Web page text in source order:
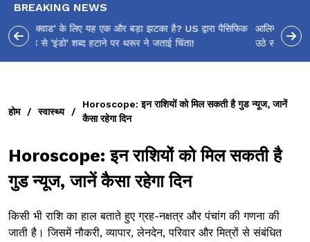
BREAKING NEWS
आलिया भट्ट का मज़ेदार 'शर्वरी कहाँ है?' पोस्ट, 'अल्फा' टीज़र पर
उठे सवालों का मज़ाकिया जवाब!
होम / स्वास्थ्य /
Horoscope: इन राशियों को मिल सकती है गुड न्यूज, जानें
कैसा रहेगा दिन
Horoscope: इन राशियों को मिल सकती है
गुड न्यूज, जानें कैसा रहेगा दिन
किसी भी राशि का हाल बताते हुए ग्रह-नक्षत्र और पंचांग की गणना की
जाती है। जिसमें नौकरी, व्यापार, लेनदेन, परिवार और मित्रों से संबंधित